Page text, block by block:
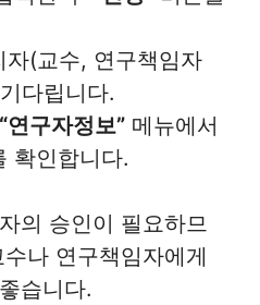
자(교수, 연구책임자
다립니다.
“연구자정보” 메뉴에서
확인합니다.
의 승인이 필요하므
나 연구책임자에게
습니다.